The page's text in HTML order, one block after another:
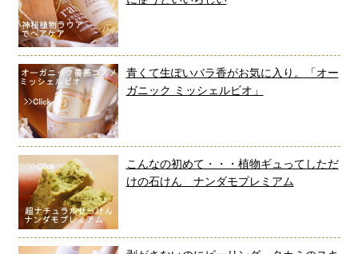
青くて生ぽいバラ香がお気に入り。「オー
ガニック ミッシェルビオ」
こんなの初めて・・・植物ギュってしただ
けの石けん ナンダモプレミアム